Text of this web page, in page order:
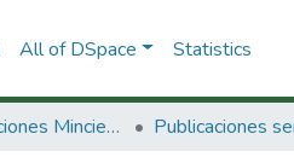
All of DSpace Statistics
3.2.2. Publicaciones Minciencias